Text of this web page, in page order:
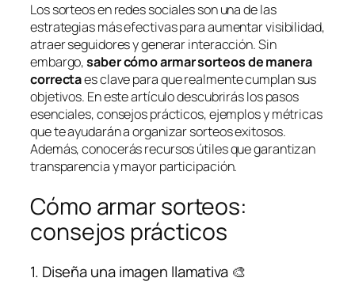
Los sorteos en redes sociales son una de las
estrategias más efectivas para aumentar visibilidad,
atraer seguidores y generar interacción. Sin
embargo,saber cómo armar sorteos de manera
correctaes clave para que realmente cumplan sus
objetivos. En este artículo descubrirás los pasos
esenciales, consejos prácticos, ejemplos y métricas
que te ayudarán a organizar sorteos exitosos.
Además, conocerás recursos útiles que garantizan
transparencia y mayor participación.
Cómo armar sorteos:
consejos prácticos
1. Diseña una imagen llamativa 🎨